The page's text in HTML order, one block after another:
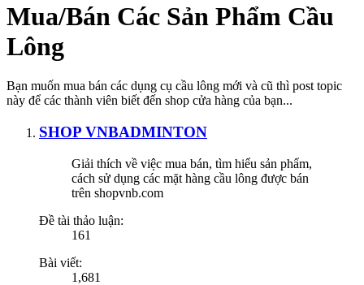
Mua/Bán Các Sản Phẩm Cầu
Lông
Bạn muốn mua bán các dụng cụ cầu lông mới và cũ thì post topic
này để các thành viên biết đến shop cửa hàng của bạn...
SHOP VNBADMINTON
Giải thích về việc mua bán, tìm hiểu sản phẩm,
cách sử dụng các mặt hàng cầu lông được bán
trên shopvnb.com
Đề tài thảo luận:
161
Bài viết:
1,681